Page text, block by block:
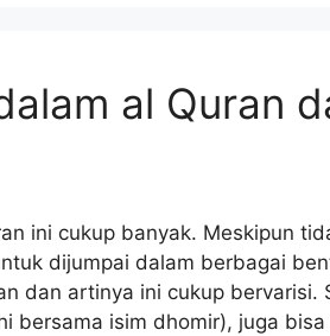
al Quran
ini cukup banyak. Meskipun
dijumpai dalam berbagai
dan artinya ini cukup bervarisi.
bersama isim dhomir), juga